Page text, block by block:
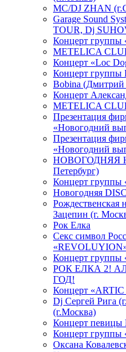
МС/DJ ZHAN
Garage Sound
TOUR, Dj
Концерт группы
METELICA
Концерт «Loc
Концерт группы
Bobina (Дмитрий
Концерт
METELICA
Презентация
«Новогодний
Презентация
«Новогодний
НОВОГОДНЯЯ
Петербург)
Концерт группы
Новогодняя
Рождественская
Зацепин (г.
Рок Елка
Секс символ
Концерт
РОК ЕЛКА 2!
ГОД!
Концерт «ARTIC
Dj Сергей Рига
(г.Москва)
Концерт
Концерт
Оксана